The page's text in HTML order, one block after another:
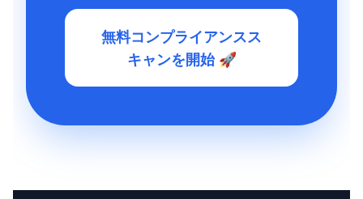
無料コンプライアンスス
キャンを開始 🚀